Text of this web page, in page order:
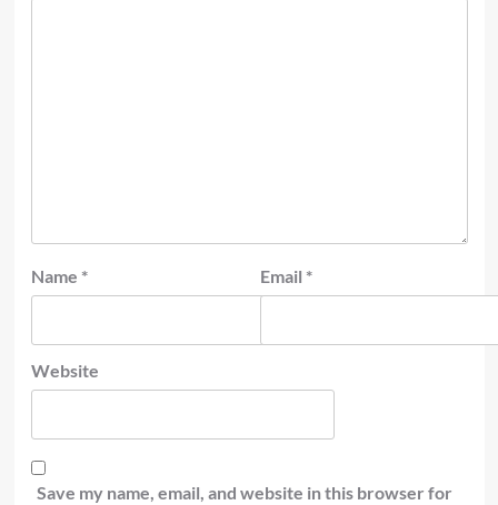
Name * Email *
Website
Save my name, email, and website in this browser for